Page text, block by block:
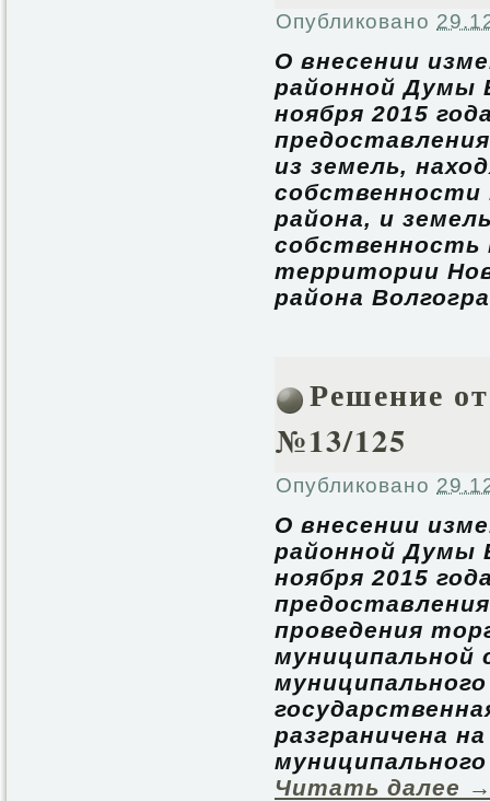
Опубликовано
О внесении
районной Думы
ноября 2015
из земель,
собственности
района, и
собственность
территории
района
Решение
№13/125
Опубликовано
О внесении
районной Думы
ноября 2015
проведения
муниципальной
разграничена
Читать далее